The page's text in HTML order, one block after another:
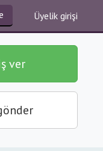
Üyelik girişi
ver